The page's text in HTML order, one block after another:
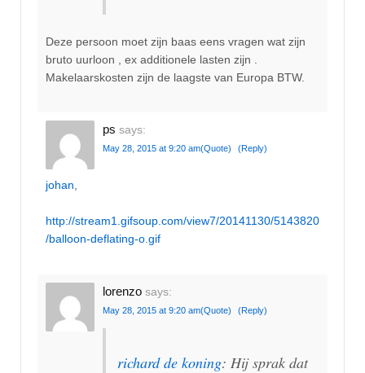
Deze persoon moet zijn baas eens vragen wat zijn
bruto uurloon , ex additionele lasten zijn .
Makelaarskosten zijn de laagste van Europa BTW.
ps says:
May 28, 2015 at 9:20 am(Quote) (Reply)
johan
http://stream1.gifsoup.com/view7/20141130/5143820
/balloon-deflating-o.gif
lorenzo says:
May 28, 2015 at 9:20 am(Quote) (Reply)
richard de koning: Hij sprak dat